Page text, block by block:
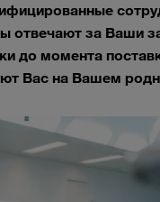
отвечают за Ваши
до момента
Вас на Вашем